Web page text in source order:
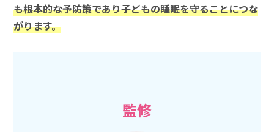
も根本的な予防策であり子どもの睡眠を守ることにつな
がります。
監修